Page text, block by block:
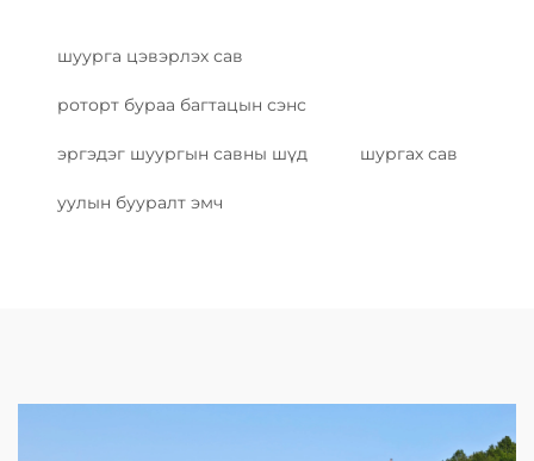
шуурга цэвэрлэх сав
роторт бураа багтацын сэнс
эргэдэг шуургын савны шүд шургах сав
уулын бууралт эмч